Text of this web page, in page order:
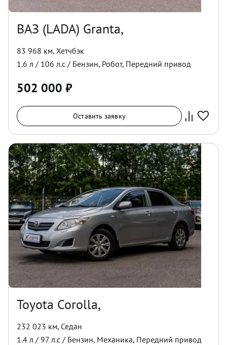
ВАЗ (LADA) Granta,
83 968 км, Хетчбэк
1.6 л / 106 л.с / Бензин, Робот, Передний привод
502 000 ₽
Оставить заявку
Toyota Corolla,
232 023 км, Седан
1.4 л / 97 л.с / Бензин, Механика, Передний привод